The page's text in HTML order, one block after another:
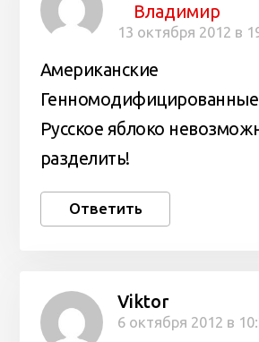
Владимир
13 октября 2012 в
Американские
Русское яблоко
разделить!
Ответить
Viktor
6 октября 2012 в